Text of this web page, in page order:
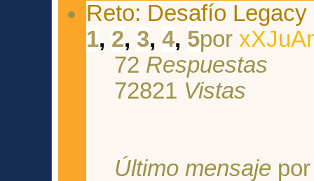
Reto: Desafío Legacy
1, 2, 3,4, 5por
72 Respuestas
72821 Vistas
Último mensaje